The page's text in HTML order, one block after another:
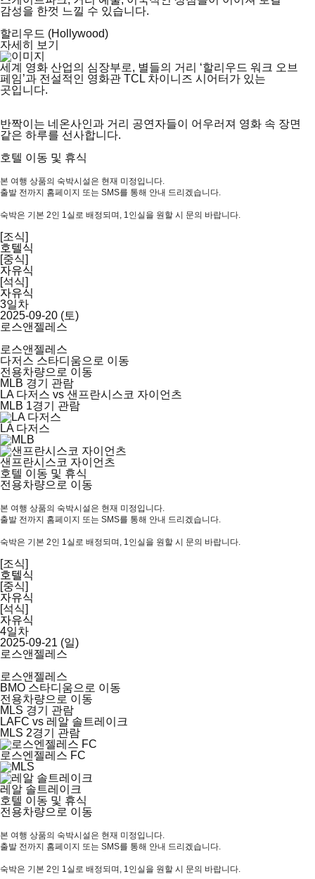
감성을 한껏 느낄 수 있습니다.
할리우드 (Hollywood)
자세히 보기
세계 영화 산업의 심장부로, 별들의 거리 ‘할리우드 워크 오브
페임’과 전설적인 영화관 TCL 차이니즈 시어터가 있는
곳입니다.
반짝이는 네온사인과 거리 공연자들이 어우러져 영화 속 장면
같은 하루를 선사합니다.
호텔 이동 및 휴식
본 여행 상품의 숙박시설은 현재 미정입니다.
출발 전까지 홈페이지 또는 SMS를 통해 안내 드리겠습니다.
숙박은 기본 2인 1실로 배정되며, 1인실을 원할 시 문의 바랍니다.
[조식]
호텔식
[중식]
자유식
[석식]
자유식
3일차
2025-09-20 (토)
로스앤젤레스
로스앤젤레스
다저스 스타디움으로 이동
전용차량으로 이동
MLB 경기 관람
LA 다저스 vs 샌프란시스코 자이언츠
MLB 1경기 관람
LA 다저스
샌프란시스코 자이언츠
호텔 이동 및 휴식
전용차량으로 이동
본 여행 상품의 숙박시설은 현재 미정입니다.
출발 전까지 홈페이지 또는 SMS를 통해 안내 드리겠습니다.
숙박은 기본 2인 1실로 배정되며, 1인실을 원할 시 문의 바랍니다.
[조식]
호텔식
[중식]
자유식
[석식]
자유식
4일차
2025-09-21 (일)
로스앤젤레스
로스앤젤레스
BMO 스타디움으로 이동
전용차량으로 이동
MLS 경기 관람
LAFC vs 레알 솔트레이크
MLS 2경기 관람
로스엔젤레스 FC
레알 솔트레이크
호텔 이동 및 휴식
전용차량으로 이동
본 여행 상품의 숙박시설은 현재 미정입니다.
출발 전까지 홈페이지 또는 SMS를 통해 안내 드리겠습니다.
숙박은 기본 2인 1실로 배정되며, 1인실을 원할 시 문의 바랍니다.